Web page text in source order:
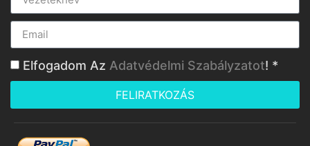
Elfogadom Az Adatvédelmi Szabályzatot! *
FELIRATKOZÁS